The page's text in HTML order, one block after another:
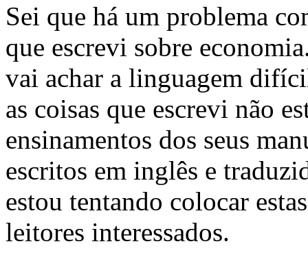
Sei que há um problema
que escrevi sobre
vai achar a linguagem
as coisas que escrevi não
ensinamentos dos seus
escritos em inglês e
estou tentando colocar
leitores interessados.